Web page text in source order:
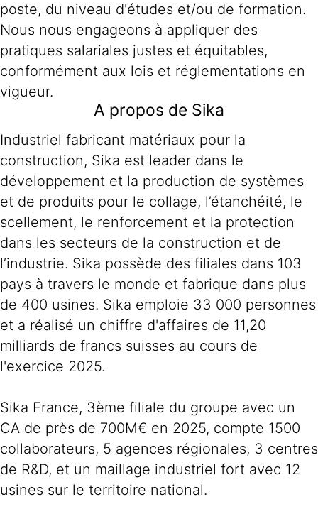
poste, du niveau d'études et/ou de formation.
Nous nous engageons à appliquer des
pratiques salariales justes et équitables,
conformément aux lois et réglementations en
vigueur.
A propos de Sika
Industriel fabricant matériaux pour la
construction, Sika est leader dans le
développement et la production de systèmes
et de produits pour le collage, l’étanchéité, le
scellement, le renforcement et la protection
dans les secteurs de la construction et de
l’industrie. Sika possède des filiales dans 103
pays à travers le monde et fabrique dans plus
de 400 usines. Sika emploie 33 000 personnes
et a réalisé un chiffre d'affaires de 11,20
milliards de francs suisses au cours de
l'exercice 2025.
Sika France, 3ème filiale du groupe avec un
CA de près de 700M€ en 2025, compte 1500
collaborateurs, 5 agences régionales, 3 centres
de R&D, et un maillage industriel fort avec 12
usines sur le territoire national.